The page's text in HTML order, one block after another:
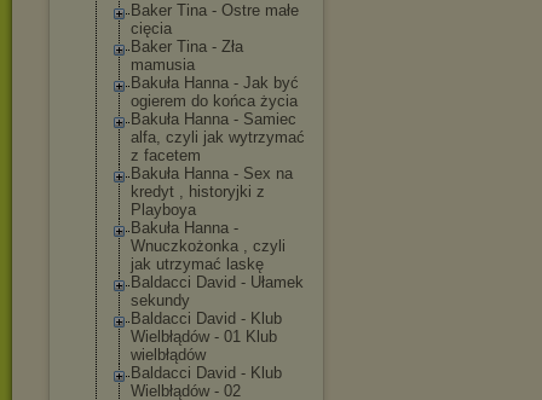
Baker Tina - Ostre małe
cięcia
Baker Tina - Zła
mamusia
Bakuła Hanna - Jak być
ogierem do końca życia
Bakuła Hanna - Samiec
alfa, czyli jak wytrzymać
z facetem
Bakuła Hanna - Sex na
kredyt , historyjki z
Playboya
Bakuła Hanna -
Wnuczkożonka , czyli
jak utrzymać laskę
Baldacci David - Ułamek
sekundy
Baldacci David - Klub
Wielbłądów - 01 Klub
wielbłądów
Baldacci David - Klub
Wielbłądów - 02